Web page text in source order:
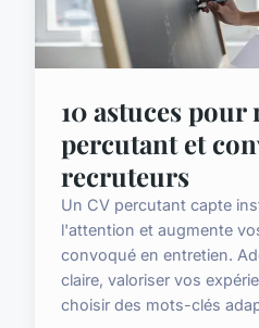
10 astuces
percutant et
recruteurs
Un CV percutant capte
l'attention et augmente
convoqué en entretien.
claire, valoriser vos
choisir des mots-clés